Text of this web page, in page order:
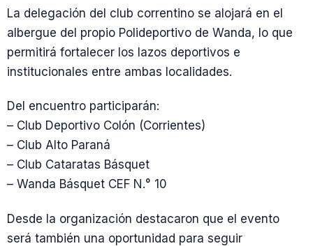
La delegación del club correntino se alojará en el
albergue del propio Polideportivo de Wanda, lo que
permitirá fortalecer los lazos deportivos e
institucionales entre ambas localidades.
Del encuentro participarán:
– Club Deportivo Colón (Corrientes)
– Club Alto Paraná
– Club Cataratas Básquet
– Wanda Básquet CEF N.° 10
Desde la organización destacaron que el evento
será también una oportunidad para seguir